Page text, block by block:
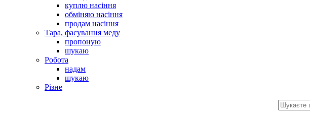
куплю насіння
обміняю насіння
продам насіння
Тара, фасування меду
пропоную
шукаю
Робота
надам
шукаю
Різне